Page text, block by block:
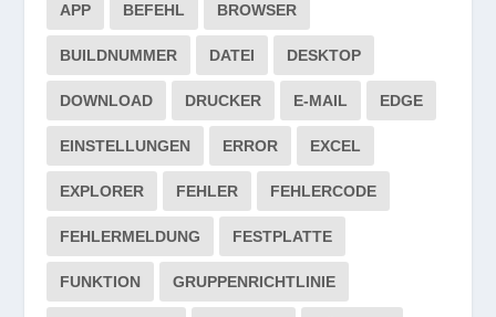
APP BEFEHL BROWSER
BUILDNUMMER DATEI DESKTOP
DOWNLOAD DRUCKER E-MAIL EDGE
EINSTELLUNGEN ERROR EXCEL
EXPLORER FEHLER FEHLERCODE
FEHLERMELDUNG FESTPLATTE
FUNKTION GRUPPENRICHTLINIE